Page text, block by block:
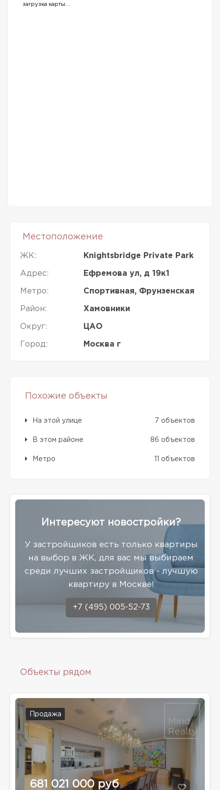
загрузка карты...
Местоположение
ЖК: Knightsbridge Private Park
Адрес: Ефремова ул, д 19к1
Метро: Спортивная, Фрунзенская
Район: Хамовники
Округ: ЦАО
Город: Москва г
Похожие объекты
На этой улице 7 объектов
В этом районе 86 объектов
Метро 11 объектов
Интересуют новостройки?
У застройщиков есть только квартиры
на выбор в ЖК, для вас мы выбираем
среди лучших застройщиков - лучшую
квартиру в Москве!
+7 (495) 005-52-73
Объекты рядом
Продажа
681 021 000 руб